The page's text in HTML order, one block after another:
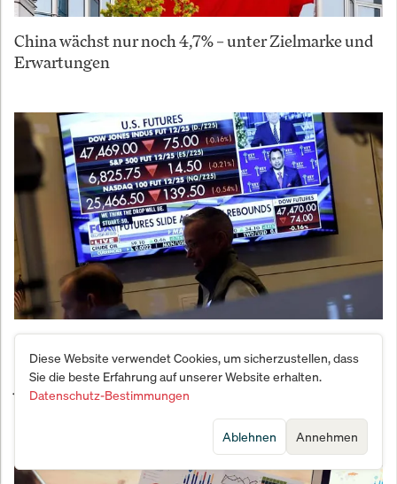
China wächst nur noch 4,7% – unter Zielmarke und
Erwartungen
Diesel-Schock: US-Futures explodieren nach
Russlands Export-Verbot – größter Anstieg seit 4
Jahren
Diese Website verwendet Cookies, um sicherzustellen, dass
Sie die beste Erfahrung auf unserer Website erhalten.
Datenschutz-Bestimmungen
Annehmen
Ablehnen